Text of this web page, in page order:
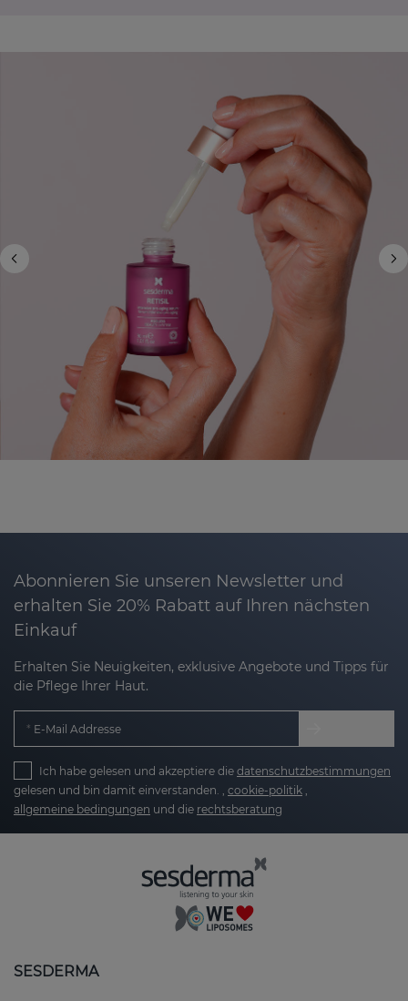
Abonnieren Sie unseren Newsletter und
erhalten Sie 20% Rabatt auf Ihren nächsten
Einkauf
Erhalten Sie Neuigkeiten, exklusive Angebote und Tipps für
die Pflege Ihrer Haut.
E-Mail Addresse
Ich habe gelesen und akzeptiere die datenschutzbestimmungen
gelesen und bin damit einverstanden. , cookie-politik ,
allgemeine bedingungen und die rechtsberatung
SESDERMA